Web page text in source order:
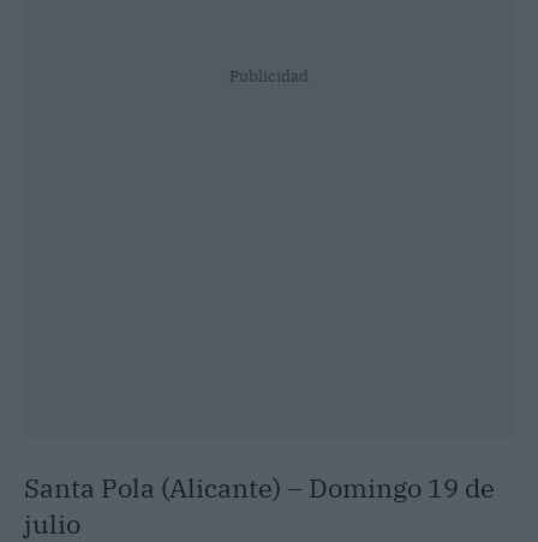
Publicidad
Santa Pola (Alicante) – Domingo 19 de
julio